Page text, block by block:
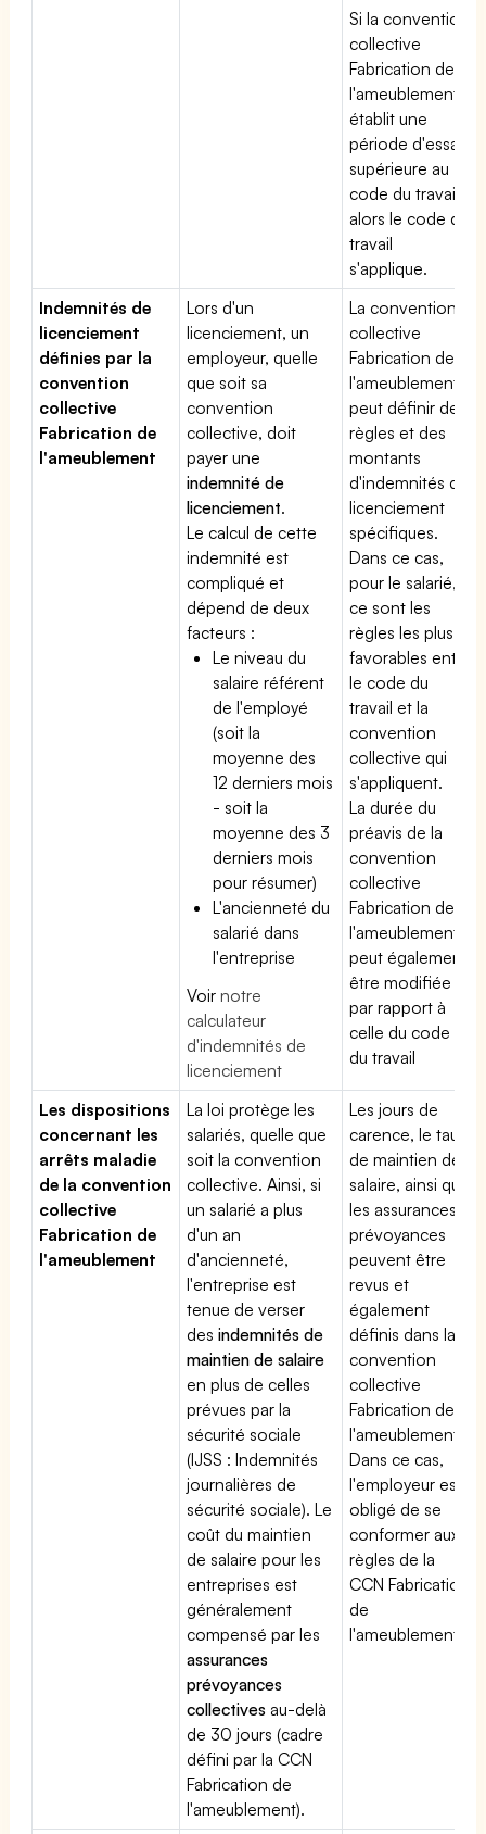
Si la convention
collective
Fabrication de
l'ameublement
établit une
période d'essai
supérieure au
code du travail,
alors le code du
travail
s'applique.
Indemnités de
licenciement
définies par la
convention
collective
Fabrication de
l'ameublement
Lors d'un
licenciement, un
employeur, quelle
que soit sa
convention
collective, doit
payer une
indemnité de
licenciement.
Le calcul de cette
indemnité est
compliqué et
dépend de deux
facteurs :
Le niveau du
salaire référent
de l'employé
(soit la
moyenne des
12 derniers mois
- soit la
moyenne des 3
derniers mois
pour résumer)
L'ancienneté du
salarié dans
l'entreprise
Voirnotre
calculateur
d'indemnités de
licenciement
La convention
collective
Fabrication de
l'ameublement
peut définir des
règles et des
montants
d'indemnités de
licenciement
spécifiques.
Dans ce cas,
pour le salarié,
ce sont les
règles les plus
favorables entre
le code du
travail et la
convention
collective qui
s'appliquent.
La durée du
préavis de la
convention
collective
Fabrication de
l'ameublement
peut également
être modifiée
par rapport à
celle du code
du travail
Les dispositions
concernant les
arrêts maladie
de la convention
collective
Fabrication de
l'ameublement
La loi protège les
salariés, quelle que
soit la convention
collective. Ainsi, si
un salarié a plus
d'un an
d'ancienneté,
l'entreprise est
tenue de verser
desindemnités de
maintien de salaire
en plus de celles
prévues par la
sécurité sociale
(IJSS : Indemnités
journalières de
sécurité sociale). Le
coût du maintien
de salaire pour les
entreprises est
généralement
compensé par les
assurances
prévoyances
collectives au-delà
de 30 jours (cadre
défini par la CCN
Fabrication de
l'ameublement).
Les jours de
carence, le taux
de maintien de
salaire, ainsi que
les assurances
prévoyances
peuvent être
revus et
également
définis dans la
convention
collective
Fabrication de
l'ameublement.
Dans ce cas,
l'employeur est
obligé de se
conformer aux
règles de la
CCN Fabrication
de
l'ameublement